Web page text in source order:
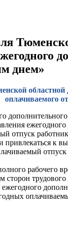
днем»
оплачиваемого
отпуск
привлекаться к
отпуск
рабочего
сторон